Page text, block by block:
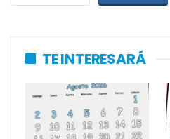
TE INTERESARÁ